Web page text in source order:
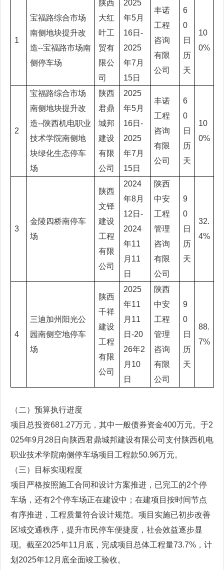
1
宝福路综合市场
南侧地块提升改
造--宝福路市场南
侧停车场
陕西
大红
叶工
贸有
限公
司
2025
年5月
16日-
2025
年7月
15日
丰诺
工程
咨询
有限
公司
6
0
日
历
天
10
0%
2
宝福路综合市场
南侧地块提升改
造--陕西机电职业
技术学院南侧地
块绿化生态停车
场
陕西
君鼎
城邦
建设
有限
公司
2025
年5月
16日-
2025
年7月
15日
丰诺
工程
咨询
有限
公司
6
0
日
历
天
10
0%
3
金陵四桥南停车
场
陕西
文铎
建设
工程
有限
公司
2024
年8月
12日-
2024
年11
月11
日
陕西
中安
工程
管理
咨询
有限
公司
9
0
日
历
天
32.
4%
4
三迪加州阳光公
园南侧空地停车
场
陕西
千祥
建设
工程
有限
公司
2025
年11
月11
日-20
26年2
月10
日
陕西
中安
工程
管理
咨询
有限
公司
9
0
日
历
天
88.
7%
（二）预算执行进度
项目总投资681.27万元，其中一般债券资金400万元。于2
025年9月28日向陕西君鼎城邦建设有限公司支付陕西机电
职业技术学院南侧停车场项目工程款50.96万元。
（三）目标实现程度
项目严格按照施工合同和设计方案推进，已完工的2个停
车场，还有2个停车场正在建设中；在建项目按时间节点
有序推进，工程质量符合设计规范。项目实施已初步改善
区域交通秩序，提升市民停车便捷度，社会效益逐步显
现。截至2025年11月底，完成项目总体工程量73.7%，计
划2025年12月底全面竣工验收。